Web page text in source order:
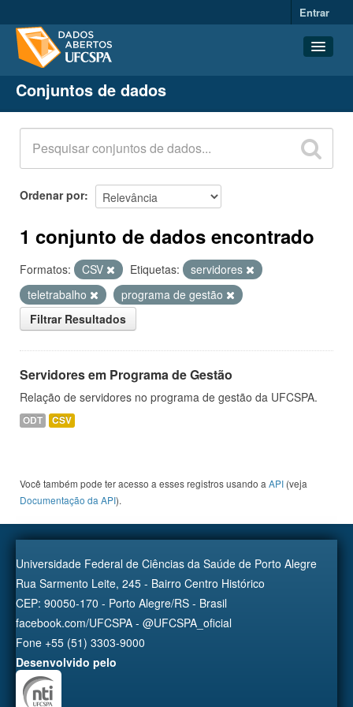
Entrar
Conjuntos de dados
Organizações
Grupos
Sobre
Conjuntos de dados
Ordenar por
1 conjunto de dados encontrado
Formatos: CSV Etiquetas:
servidores
teletrabalho
programa de gestão
Filtrar Resultados
Servidores em Programa de Gestão
Relação de servidores no programa de gestão da UFCSPA.
ODT CSV
Você também pode ter acesso a esses registros usando a API (veja
Documentação da API).
Universidade Federal de Ciências da Saúde de Porto Alegre
Rua Sarmento Leite, 245 - Bairro Centro Histórico
CEP: 90050-170 - Porto Alegre/RS - Brasil
facebook.com/UFCSPA - @UFCSPA_oficial
Fone +55 (51) 3303-9000
Desenvolvido pelo